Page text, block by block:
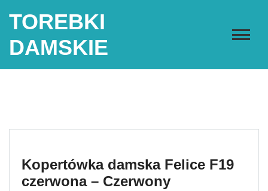
TOREBKI
DAMSKIE
Kopertówka damska Felice F19
czerwona – Czerwony